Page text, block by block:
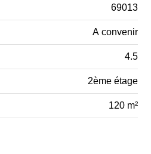
69013
A convenir
4.5
2ème étage
120 m²